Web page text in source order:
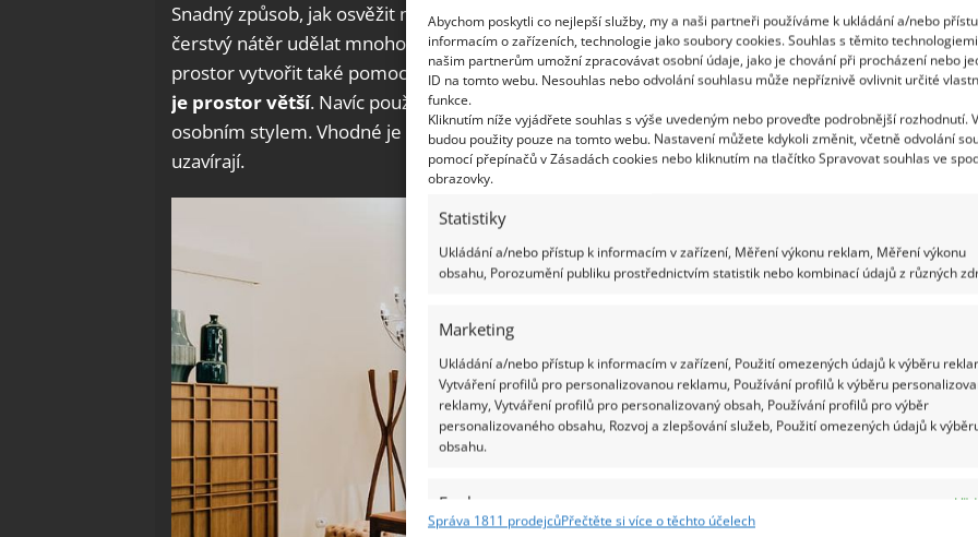
Abychom poskytli co nejlepší služby, my a naši partneři používáme k ukládání a/nebo
informacím o zařízeních, technologie jako soubory cookies. Souhlas s těmito
našim partnerům umožní zpracovávat osobní údaje, jako je chování při procházení nebo
ID na tomto webu. Nesouhlas nebo odvolání souhlasu může nepříznivě ovlivnit určité
funkce.
Kliknutím níže vyjádřete souhlas s výše uvedeným nebo proveďte podrobnější rozhodnutí.
budou použity pouze na tomto webu. Nastavení můžete kdykoli změnit, včetně odvolání
pomocí přepínačů v Zásadách cookies nebo kliknutím na tlačítko Spravovat souhlas ve
obrazovky.
Statistiky
Ukládání a/nebo přístup k informacím v zařízení, Měření výkonu reklam, Měření výkonu
obsahu, Porozumění publiku prostřednictvím statistik nebo kombinací údajů z různých
Marketing
Ukládání a/nebo přístup k informacím v zařízení, Použití omezených údajů k výběru
Vytváření profilů pro personalizovanou reklamu, Používání profilů k výběru
reklamy, Vytváření profilů pro personalizovaný obsah, Používání profilů pro výběr
personalizovaného obsahu, Rozvoj a zlepšování služeb, Použití omezených údajů k
obsahu.
Funkce
Správa 1811 prodejcůPřečtěte si více o těchto účelech
Snadný způsob, jak osvěžit malý prostor je natřít lišty. Zejména v malém prostoru může
čerstvý nátěr udělat mnoho a přitáhnout pozornost. Kromě toho můžete opticky větší
prostor vytvořit také pomocí zrcadel.Odraz zrcadla oklame oko, aby si myslelo, že
je prostor větší. Navíc použití zrcadel různých velikostí, tvarů a stylů naplní prostor
osobním stylem. Vhodné je také vyměnit závěsy za žaluzie. Závěsy totiž prostor příliš
uzavírají.